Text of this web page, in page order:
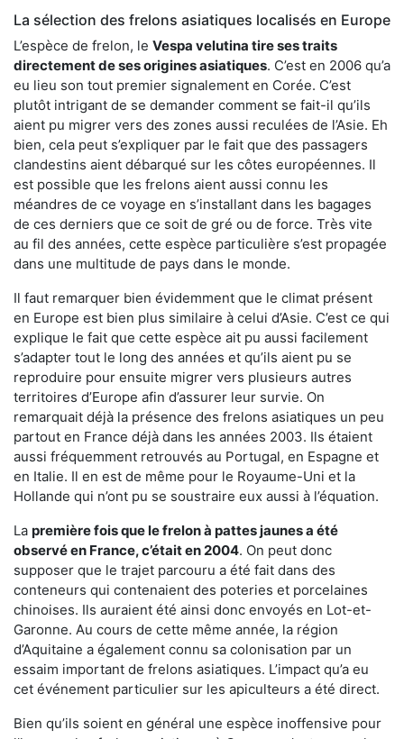
La sélection des frelons asiatiques localisés en Europe
L’espèce de frelon, le Vespa velutina tire ses traits
directement de ses origines asiatiques. C’est en 2006 qu’a
eu lieu son tout premier signalement en Corée. C’est
plutôt intrigant de se demander comment se fait-il qu’ils
aient pu migrer vers des zones aussi reculées de l’Asie. Eh
bien, cela peut s’expliquer par le fait que des passagers
clandestins aient débarqué sur les côtes européennes. Il
est possible que les frelons aient aussi connu les
méandres de ce voyage en s’installant dans les bagages
de ces derniers que ce soit de gré ou de force. Très vite
au fil des années, cette espèce particulière s’est propagée
dans une multitude de pays dans le monde.
Il faut remarquer bien évidemment que le climat présent
en Europe est bien plus similaire à celui d’Asie. C’est ce qui
explique le fait que cette espèce ait pu aussi facilement
s’adapter tout le long des années et qu’ils aient pu se
reproduire pour ensuite migrer vers plusieurs autres
territoires d’Europe afin d’assurer leur survie. On
remarquait déjà la présence des frelons asiatiques un peu
partout en France déjà dans les années 2003. Ils étaient
aussi fréquemment retrouvés au Portugal, en Espagne et
en Italie. Il en est de même pour le Royaume-Uni et la
Hollande qui n’ont pu se soustraire eux aussi à l’équation.
La première fois que le frelon à pattes jaunes a été
observé en France, c’était en 2004. On peut donc
supposer que le trajet parcouru a été fait dans des
conteneurs qui contenaient des poteries et porcelaines
chinoises. Ils auraient été ainsi donc envoyés en Lot-et-
Garonne. Au cours de cette même année, la région
d’Aquitaine a également connu sa colonisation par un
essaim important de frelons asiatiques. L’impact qu’a eu
cet événement particulier sur les apiculteurs a été direct.
Bien qu’ils soient en général une espèce inoffensive pour